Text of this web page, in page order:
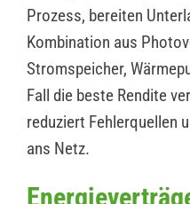
Prozess, bereiten
Kombination aus
Stromspeicher,
Fall die beste Rendite
reduziert Fehlerquellen
ans Netz.